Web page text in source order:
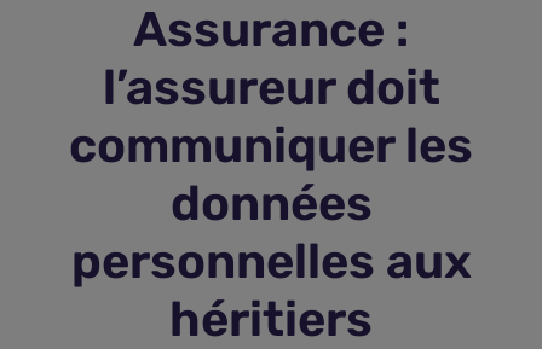
Assurance :
l’assureur doit
communiquer les
données
personnelles aux
héritiers